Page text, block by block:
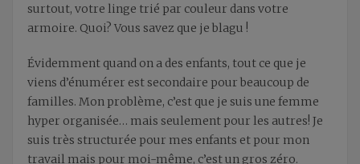
surtout, votre linge trié par couleur dans votre
armoire. Quoi? Vous savez que je blagu !
Évidemment quand on a des enfants, tout ce que je
viens d’énumérer est secondaire pour beaucoup de
familles. Mon problème, c’est que je suis une femme
hyper organisée… mais seulement pour les autres! Je
suis très structurée pour mes enfants et pour mon
travail mais pour moi-même, c’est un gros zéro.